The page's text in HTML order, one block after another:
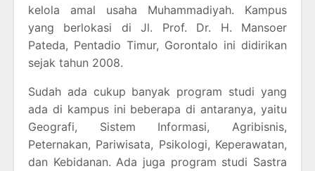
kelola amal usaha Muhammadiyah. Kampus
yang berlokasi di Jl. Prof. Dr. H. Mansoer
Pateda, Pentadio Timur, Gorontalo ini didirikan
sejak tahun 2008.
Sudah ada cukup banyak program studi yang
ada di kampus ini beberapa di antaranya, yaitu
Geografi, Sistem Informasi, Agribisnis,
Peternakan, Pariwisata, Psikologi, Keperawatan,
dan Kebidanan. Ada juga program studi Sastra